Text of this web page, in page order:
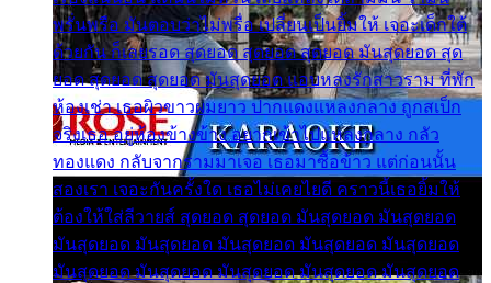
พรั่นพรือ มันตอบว่าไม่พรื่อ เปลี่ยนเป็นยิ้มให้ เจอะเด็กใต้
ด้วยกัน ก็เลยรอด สุดยอด สุดยอด สุดยอด มันสุดยอด สุด
ยอด สุดยอด สุดยอด มันสุดยอด แอบหลงรักสาวราม ที่พัก
ห้องเช่า เธอผิวขาวผมยาว ปากแดงแหลงกลาง ถูกสเป็ก
จริงเธอ อยู่ห้องข้างข้าง อยากเข้าไปแหลงกลาง กลัว
ทองแดง กลับจากรามมาเจอ เธอมาซื้อข้าว แต่ก่อนนั้น
สองเรา เจอะกันครั้งใด เธอไม่เคยไยดี คราวนี้เธอยิ้มให้
ต้องให้ใส่ลีวายส์ สุดยอด สุดยอด มันสุดยอด มันสุดยอด
มันสุดยอด มันสุดยอด มันสุดยอด มันสุดยอด มันสุดยอด
มันสุดยอด มันสุดยอด มันสุดยอด มันสุดยอด มันสุดยอด